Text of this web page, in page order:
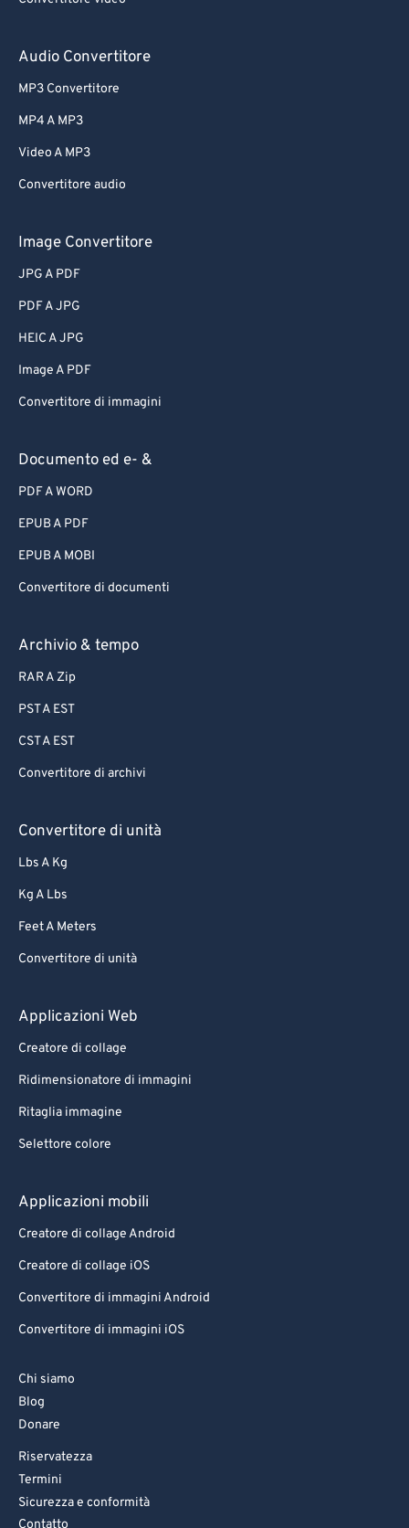
Audio Convertitore
MP3 Convertitore
MP4 A MP3
Video A MP3
Convertitore audio
Image Convertitore
JPG A PDF
PDF A JPG
HEIC A JPG
Image A PDF
Convertitore di immagini
Documento ed e- &
PDF A WORD
EPUB A PDF
EPUB A MOBI
Convertitore di documenti
Archivio & tempo
RAR A Zip
PST A EST
CST A EST
Convertitore di archivi
Convertitore di unità
Lbs A Kg
Kg A Lbs
Feet A Meters
Convertitore di unità
Applicazioni Web
Creatore di collage
Ridimensionatore di immagini
Ritaglia immagine
Selettore colore
Applicazioni mobili
Creatore di collage Android
Creatore di collage iOS
Convertitore di immagini Android
Convertitore di immagini iOS
Chi siamo
Blog
Donare
Riservatezza
Termini
Sicurezza e conformità
Contatto